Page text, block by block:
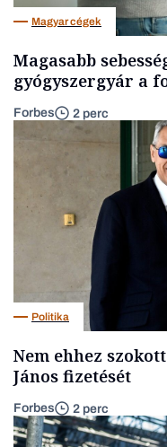
Magyar cégek
Magasabb
gyógyszergyár a
Forbes 2 perc
Politika
Nem ehhez
János fizetését
Forbes 2 perc